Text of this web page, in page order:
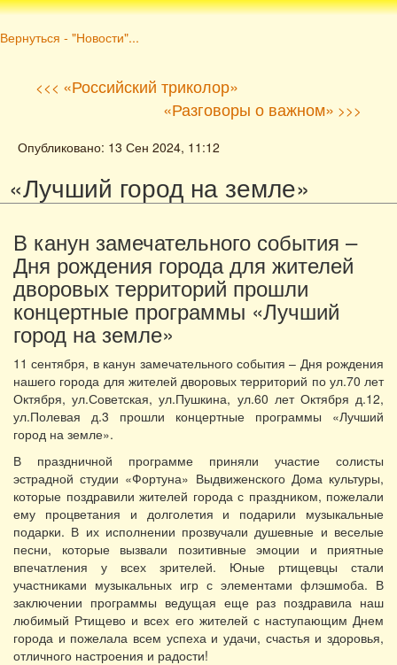
Вернуться - "Новости"...
<<< «Российский триколор»
«Разговоры о важном» >>>
Опубликовано: 13 Сен 2024, 11:12
«Лучший город на земле»
В канун замечательного события –
Дня рождения города для жителей
дворовых территорий прошли
концертные программы «Лучший
город на земле»
11 сентября, в канун замечательного события – Дня рождения
нашего города для жителей дворовых территорий по ул.70 лет
Октября, ул.Советская, ул.Пушкина, ул.60 лет Октября д.12,
ул.Полевая д.3 прошли концертные программы «Лучший
город на земле».
В праздничной программе приняли участие солисты
эстрадной студии «Фортуна» Выдвиженского Дома культуры,
которые поздравили жителей города с праздником, пожелали
ему процветания и долголетия и подарили музыкальные
подарки. В их исполнении прозвучали душевные и веселые
песни, которые вызвали позитивные эмоции и приятные
впечатления у всех зрителей. Юные ртищевцы стали
участниками музыкальных игр с элементами флэшмоба. В
заключении программы ведущая еще раз поздравила наш
любимый Ртищево и всех его жителей с наступающим Днем
города и пожелала всем успеха и удачи, счастья и здоровья,
отличного настроения и радости!